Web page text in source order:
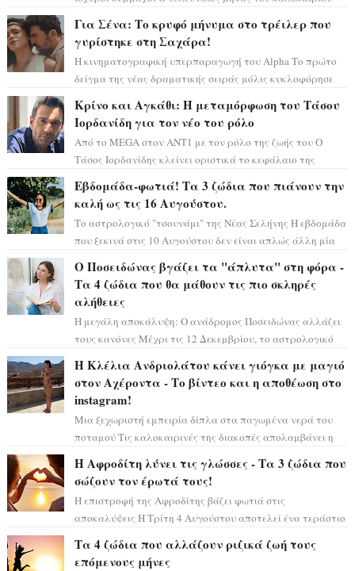
Για Σένα: Το κρυφό μήνυμα στο τρέιλερ που
γυρίστηκε στη Σαχάρα!
Η κινηματογραφική υπερπαραγωγή του Alpha Το πρώτο
δείγμα της νέας δραματικής σειράς μόλις κυκλοφόρησε
Κρίνο και Αγκάθι: Η μεταμόρφωση του Τάσου
Ιορδανίδη για τον νέο του ρόλο
Από το MEGA στον ΑΝΤ1 με τον ρόλο της ζωής του Ο
Τάσος Ιορδανίδης κλείνει οριστικά το κεφάλαιο της
Εβδομάδα-φωτιά! Τα 3 ζώδια που πιάνουν την
καλή ως τις 16 Αυγούστου.
Το αστρολογικό "τσουνάμι" της Νέας Σελήνης Η εβδομάδα
που ξεκινά στις 10 Αυγούστου δεν είναι απλώς άλλη μία
Ο Ποσειδώνας βγάζει τα "άπλυτα" στη φόρα -
Τα 4 ζώδια που θα μάθουν τις πιο σκληρές
αλήθειες
Η μεγάλη αποκάλυψη: Ο ανάδρομος Ποσειδώνας αλλάζει
τους κανόνες Μέχρι τις 12 Δεκεμβρίου, το αστρολογικό
Η Κλέλια Ανδριολάτου κάνει γιόγκα με μαγιό
στον Αχέροντα - Το βίντεο και η αποθέωση στο
instagram!
Μια ξεχωριστή εμπειρία δίπλα στα παγωμένα νερά του
ποταμού Τις καλοκαιρινές της διακοπές απολαμβάνει η
Η Αφροδίτη λύνει τις γλώσσες - Τα 3 ζώδια που
σώζουν τον έρωτά τους!
Η επιστροφή της Αφροδίτης βάζει φωτιά στις
αποκαλύψεις Η Τρίτη 4 Αυγούστου αποτελεί ένα τεράστιο
Τα 4 ζώδια που αλλάζουν ριζικά ζωή τους
επόμενους μήνες